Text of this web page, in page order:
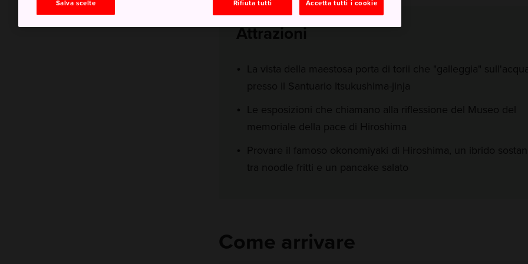
Attrazioni
La vista della maestosa porta di torii che "galleggia"
presso il Santuario Itsukushima-jinja
Le esposizioni che chiamano alla riflessione del Museo del
memoriale della pace di Hiroshima
Provare il famoso okonomiyaki di Hiroshima, un ibrido
tra noodle fritti e un pancake salato
Come arrivare
Salva scelte Rifiuta tutti Accetta tutti i cookie